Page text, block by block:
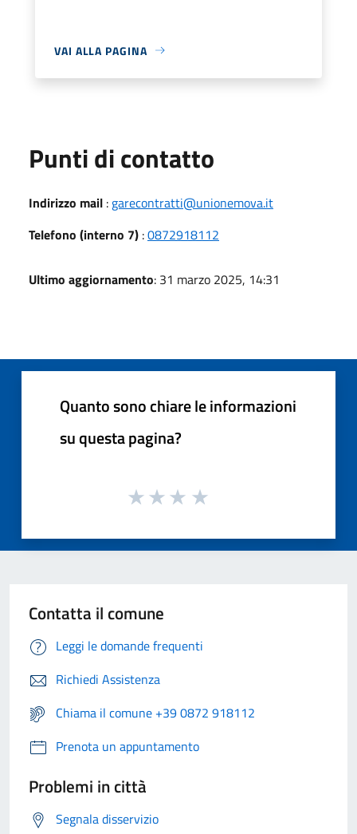
VAI ALLA PAGINA
Punti di contatto
Indirizzo mail : garecontratti@unionemova.it
Telefono (interno 7) :0872918112
Ultimo aggiornamento: 31 marzo 2025, 14:31
Quanto sono chiare le informazioni
su questa pagina?
Contatta il comune
Leggi le domande frequenti
Richiedi Assistenza
Chiama il comune +39 0872 918112
Prenota un appuntamento
Problemi in città
Segnala disservizio